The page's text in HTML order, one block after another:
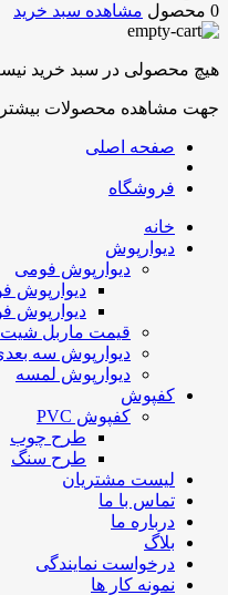
0 محصول
مشاهده سبد خرید
هیچ محصولی در سبد خرید
جهت مشاهده محصولات بیشتر
صفحه اصلی
فروشگاه
خانه
دیوارپوش
دیوارپوش فومی
دیوارپوش
دیوارپوش
قیمت ماربل شیت
دیوارپوش سه
دیوارپوش لمسه
کفپوش
کفپوش PVC
طرح چوب
طرح سنگ
لیست مشتریان
تماس با ما
درباره ما
بلاگ
درخواست نمایندگی
نمونه کار ها